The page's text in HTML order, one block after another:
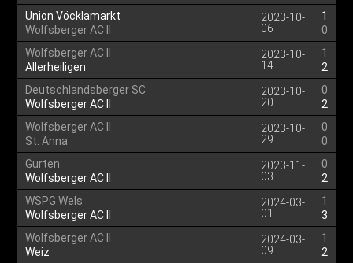
Union Vöcklamarkt
Wolfsberger AC II
2023-10-
06
1
0
Wolfsberger AC II
Allerheiligen
2023-10-
14
1
2
Deutschlandsberger SC
Wolfsberger AC II
2023-10-
20
0
2
Wolfsberger AC II
St. Anna
2023-10-
29
0
0
Gurten
Wolfsberger AC II
2023-11-
03
0
2
WSPG Wels
Wolfsberger AC II
2024-03-
01
1
3
Wolfsberger AC II
Weiz
2024-03-
09
1
2